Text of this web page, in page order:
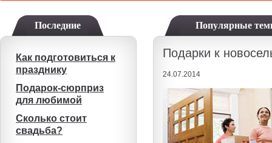
Последние
Как подготовиться к
празднику
Подарок-сюрприз
для любимой
Сколько стоит
свадьба?
Популярные
Подарки к
24.07.2014